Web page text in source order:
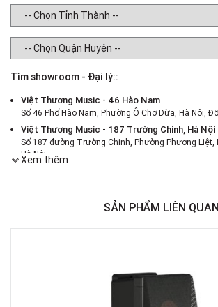
Tìm showroom - Đại lý::
Việt Thương Music - 46 Hào Nam
Số 46 Phố Hào Nam, Phường Ô Chợ Dừa, Hà Nội,
Việt Thương Music - 187 Trường Chinh, Hà Nội
Số 187 đường Trường Chinh, Phường Phương Liệt,
Hà Nội
386 Cách Mạng Tháng Tám, Phường Nhiêu Lộc,
Việt Thương Music - 369 Điện Biên Phủ
Việt Thương Music - Crescent Mall
6F-01 Tầng 6 Trung Tâm Thương Mại Crescent
Phường Tân Mỹ, TPHCM, Quận 7, Hồ Chí Minh
Xem thêm
SẢN PHẨM LIÊN QUAN